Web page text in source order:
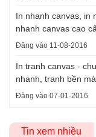
In nhanh canvas, in
nhanh canvas cao
Đăng vào 11-08-2016
In tranh canvas -
nhanh, tranh bền
Đăng vào 07-01-2016
Tin xem nhiều